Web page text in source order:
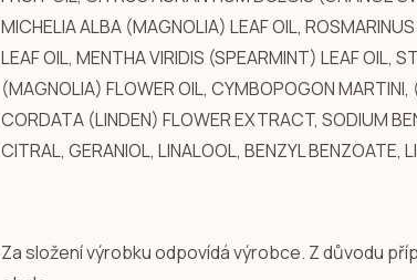
MICHELIA ALBA (MAGNOLIA) LEAF OIL,
LEAF OIL, MENTHA VIRIDIS (SPEARMINT) LEAF OIL,
(MAGNOLIA) FLOWER OIL, CYMBOPOGON
CORDATA (LINDEN) FLOWER EXTRACT, SODIUM
CITRAL, GERANIOL, LINALOOL, BENZYL BENZOATE,
Za složení výrobku odpovídá výrobce. Z důvodu